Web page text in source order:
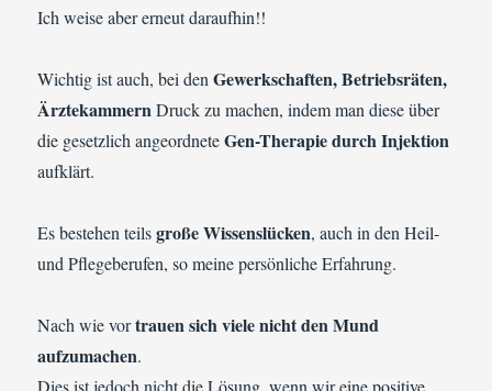
Ich weise aber erneut daraufhin!!
Wichtig ist auch, bei den Gewerkschaften, Betriebsräten,
ÄrztekammernDruck zu machen, indem man diese über
die gesetzlich angeordneteGen-Therapie durch Injektion
aufklärt.
Es bestehen teilsgroße Wissenslücken, auch in den Heil-
und Pflegeberufen, so meine persönliche Erfahrung.
Nach wie vortrauen sich viele nicht den Mund
aufzumachen.
Dies ist jedoch nicht die Lösung, wenn wir eine positive